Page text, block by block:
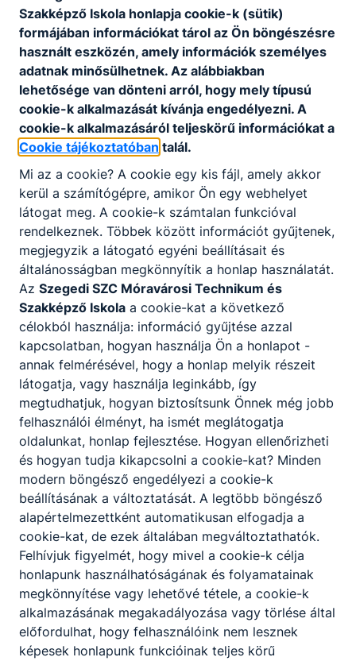
A technikum kizárólag szakmai vizsgára
felkészítő képzéseire érettségi végzettséggel
lehet jelentkezni. A képzési idő főszabály
szerint 2 év, de a fent leírtak szerint rövidebb
is lehet. A képzés ágazati alapoktatásból és
szakirányú oktatásból áll. Utóbbi a képzésben
részt vevőt foglalkoztató vállalatnál is
történhet, munkaszerződése megfelelő
módosításával. A szakmai vizsga sikeres
teljesítésével államilag elismert
szakképzettséget igazoló oklevelet szerezhet
a tanuló, illetve a képzésben részt vevő.
Szakképző iskola:
A szakképző iskola kizárólag szakmai
vizsgára felkészítő képzéseire azok
jelentkezhetnek, akik legalább a középiskola
tizedik évfolyamát elvégezték. A képzési idő
főszabály szerint 2 év, de a fent leírtak
tükrében rövidebb is lehet. A képzés ágazati
alapoktatásból és szakirányú oktatásból áll.
Utóbbi a képzésben részt vevőt foglalkoztató
vállalatnál is történhet, munkaszerződése
megfelelő módosításával. A szakmai vizsga
sikeres teljesítésével államilag elismert
szakképzettséget igazoló szakmai
bizonyítvány szerezhető.
Szakképző Iskola honlapja cookie-k (sütik)
formájában információkat tárol az Ön böngészésre
használt eszközén, amely információk személyes
adatnak minősülhetnek. Az alábbiakban
lehetősége van dönteni arról, hogy mely típusú
cookie-k alkalmazását kívánja engedélyezni. A
cookie-k alkalmazásáról teljeskörű információkat a
Cookie tájékoztatóban talál.
Mi az a cookie? A cookie egy kis fájl, amely akkor
kerül a számítógépre, amikor Ön egy webhelyet
látogat meg. A cookie-k számtalan funkcióval
rendelkeznek. Többek között információt gyűjtenek,
megjegyzik a látogató egyéni beállításait és
általánosságban megkönnyítik a honlap használatát.
Az Szegedi SZC Móravárosi Technikum és
Szakképző Iskola a cookie-kat a következő
célokból használja: információ gyűjtése azzal
kapcsolatban, hogyan használja Ön a honlapot -
annak felmérésével, hogy a honlap melyik részeit
látogatja, vagy használja leginkább, így
megtudhatjuk, hogyan biztosítsunk Önnek még jobb
felhasználói élményt, ha ismét meglátogatja
oldalunkat, honlap fejlesztése. Hogyan ellenőrizheti
és hogyan tudja kikapcsolni a cookie-kat? Minden
modern böngésző engedélyezi a cookie-k
beállításának a változtatását. A legtöbb böngésző
alapértelmezettként automatikusan elfogadja a
cookie-kat, de ezek általában megváltoztathatók.
Felhívjuk figyelmét, hogy mivel a cookie-k célja
honlapunk használhatóságának és folyamatainak
megkönnyítése vagy lehetővé tétele, a cookie-k
alkalmazásának megakadályozása vagy törlése által
előfordulhat, hogy felhasználóink nem lesznek
képesek honlapunk funkcióinak teljes körű